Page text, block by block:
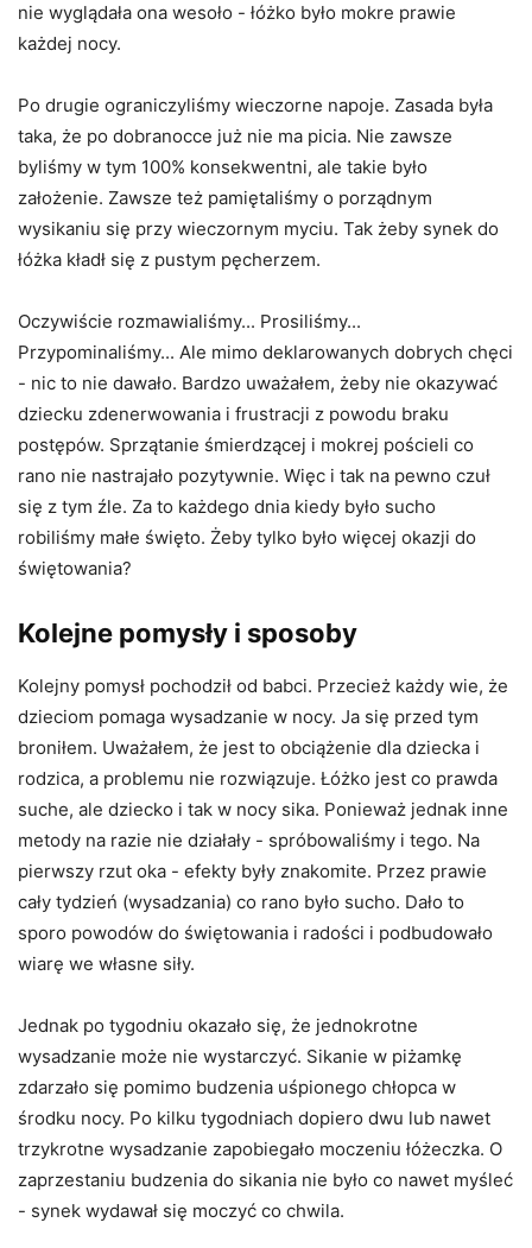
nie wyglądała ona wesoło - łóżko było mokre prawie
każdej nocy.
Po drugie ograniczyliśmy wieczorne napoje. Zasada była
taka, że po dobranocce już nie ma picia. Nie zawsze
byliśmy w tym 100% konsekwentni, ale takie było
założenie. Zawsze też pamiętaliśmy o porządnym
wysikaniu się przy wieczornym myciu. Tak żeby synek do
łóżka kładł się z pustym pęcherzem.
Oczywiście rozmawialiśmy... Prosiliśmy...
Przypominaliśmy... Ale mimo deklarowanych dobrych chęci
- nic to nie dawało. Bardzo uważałem, żeby nie okazywać
dziecku zdenerwowania i frustracji z powodu braku
postępów. Sprzątanie śmierdzącej i mokrej pościeli co
rano nie nastrajało pozytywnie. Więc i tak na pewno czuł
się z tym źle. Za to każdego dnia kiedy było sucho
robiliśmy małe święto. Żeby tylko było więcej okazji do
świętowania?
Kolejne pomysły i sposoby
Kolejny pomysł pochodził od babci. Przecież każdy wie, że
dzieciom pomaga wysadzanie w nocy. Ja się przed tym
broniłem. Uważałem, że jest to obciążenie dla dziecka i
rodzica, a problemu nie rozwiązuje. Łóżko jest co prawda
suche, ale dziecko i tak w nocy sika. Ponieważ jednak inne
metody na razie nie działały - spróbowaliśmy i tego. Na
pierwszy rzut oka - efekty były znakomite. Przez prawie
cały tydzień (wysadzania) co rano było sucho. Dało to
sporo powodów do świętowania i radości i podbudowało
wiarę we własne siły.
Jednak po tygodniu okazało się, że jednokrotne
wysadzanie może nie wystarczyć. Sikanie w piżamkę
zdarzało się pomimo budzenia uśpionego chłopca w
środku nocy. Po kilku tygodniach dopiero dwu lub nawet
trzykrotne wysadzanie zapobiegało moczeniu łóżeczka. O
zaprzestaniu budzenia do sikania nie było co nawet myśleć
- synek wydawał się moczyć co chwila.